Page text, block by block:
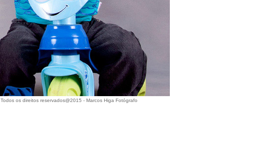
Todos os direitos reservados@2015 - Marcos Higa Fotógrafo